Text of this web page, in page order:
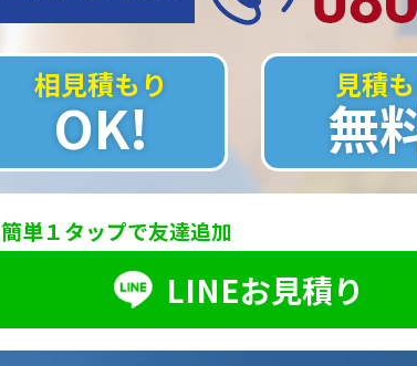
相見積もり
OK!
見積
無
簡単１タップで友達追加
LINEお見積り